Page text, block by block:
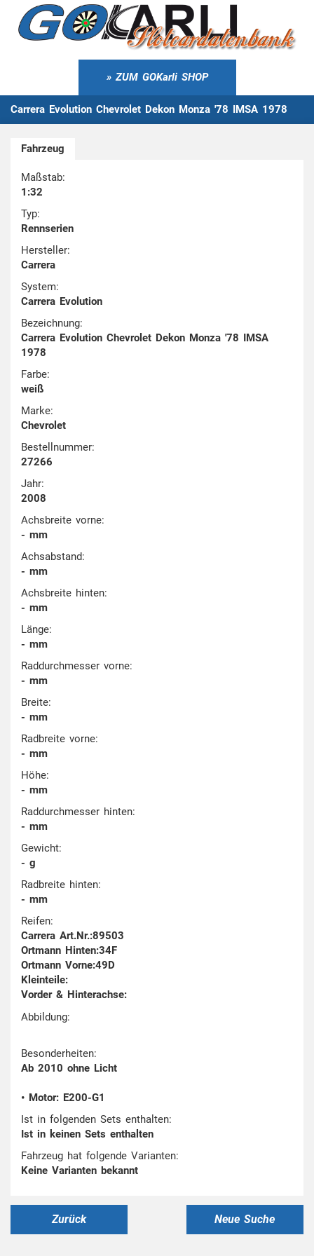
ZUM GOKarli SHOP
Carrera Evolution Chevrolet Dekon Monza '78 IMSA 1978
Fahrzeug
Maßstab:
1:32
Typ:
Rennserien
Hersteller:
Carrera
System:
Carrera Evolution
Bezeichnung:
Carrera Evolution Chevrolet Dekon Monza '78 IMSA
1978
Farbe:
weiß
Marke:
Chevrolet
Bestellnummer:
27266
Jahr:
2008
Achsbreite vorne:
- mm
Achsabstand:
- mm
Achsbreite hinten:
- mm
Länge:
- mm
Raddurchmesser vorne:
- mm
Breite:
- mm
Radbreite vorne:
- mm
Höhe:
- mm
Raddurchmesser hinten:
- mm
Gewicht:
- g
Radbreite hinten:
- mm
Reifen:
Carrera Art.Nr.:89503
Ortmann Hinten:34F
Ortmann Vorne:49D
Kleinteile:
Vorder & Hinterachse:
Abbildung:
Besonderheiten:
Ab 2010 ohne Licht
• Motor: E200-G1
Ist in folgenden Sets enthalten:
Ist in keinen Sets enthalten
Fahrzeug hat folgende Varianten:
Keine Varianten bekannt
Zurück Neue Suche